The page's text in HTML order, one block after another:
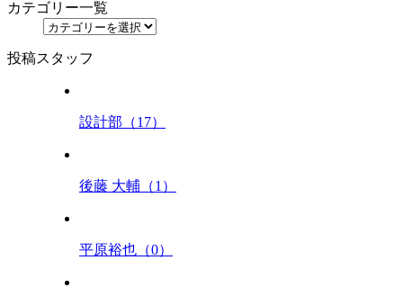
カテゴリー一覧
投稿スタッフ
設計部（17）
後藤 大輔（1）
平原裕也（0）